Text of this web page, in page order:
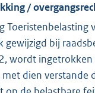
/
Toeristenbelasting
gewijzigd bij
wordt ingetrokken
dien verstande